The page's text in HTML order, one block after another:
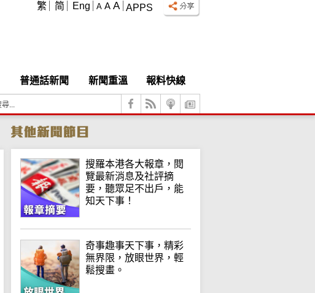
APPS
A A A
繁 简 Eng
普通話新聞 新聞重溫
報料快線
搜羅本港各大報章，閱
覽最新消息及社評摘
要，聽眾足不出戶，能
知天下事！
奇事趣事天下事，精彩
無界限，放眼世界，輕
鬆搜畫。